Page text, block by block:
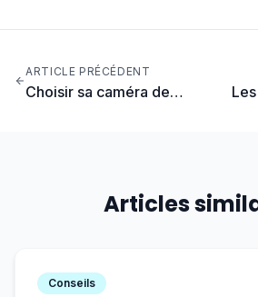
ARTICLE PRÉCÉDENT
Choisir sa caméra de
Articles
Conseils